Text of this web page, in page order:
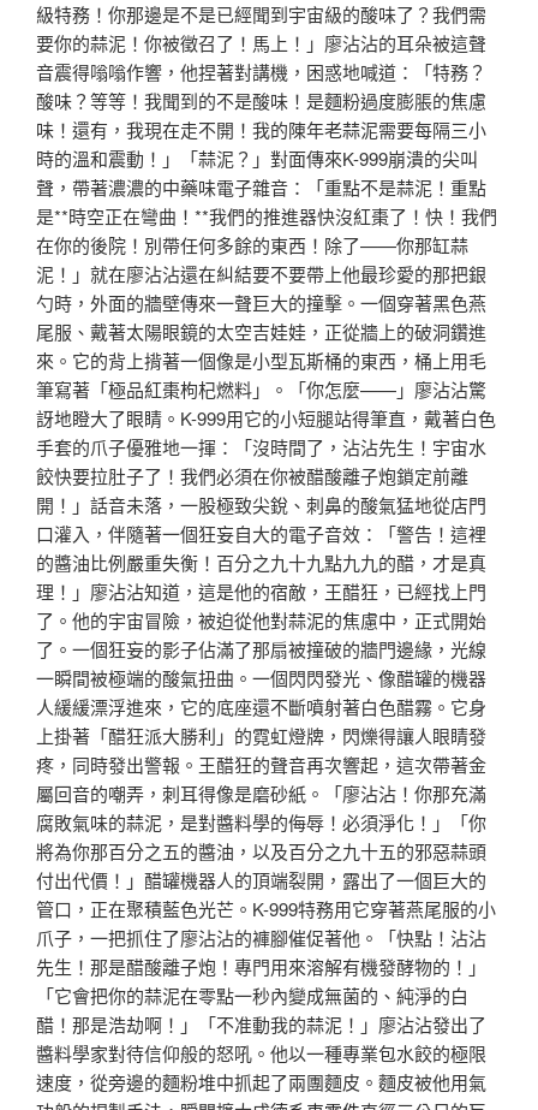
級特務！你那邊是不是已經聞到宇宙級的酸味了？我們需
要你的蒜泥！你被徵召了！馬上！」廖沾沾的耳朵被這聲
音震得嗡嗡作響，他捏著對講機，困惑地喊道：「特務？
酸味？等等！我聞到的不是酸味！是麵粉過度膨脹的焦慮
味！還有，我現在走不開！我的陳年老蒜泥需要每隔三小
時的溫和震動！」「蒜泥？」對面傳來K-999崩潰的尖叫
聲，帶著濃濃的中藥味電子雜音：「重點不是蒜泥！重點
是**時空正在彎曲！**我們的推進器快沒紅棗了！快！我們
在你的後院！別帶任何多餘的東西！除了——你那缸蒜
泥！」就在廖沾沾還在糾結要不要帶上他最珍愛的那把銀
勺時，外面的牆壁傳來一聲巨大的撞擊。一個穿著黑色燕
尾服、戴著太陽眼鏡的太空吉娃娃，正從牆上的破洞鑽進
來。它的背上揹著一個像是小型瓦斯桶的東西，桶上用毛
筆寫著「極品紅棗枸杞燃料」。「你怎麼——」廖沾沾驚
訝地瞪大了眼睛。K-999用它的小短腿站得筆直，戴著白色
手套的爪子優雅地一揮：「沒時間了，沾沾先生！宇宙水
餃快要拉肚子了！我們必須在你被醋酸離子炮鎖定前離
開！」話音未落，一股極致尖銳、刺鼻的酸氣猛地從店門
口灌入，伴隨著一個狂妄自大的電子音效：「警告！這裡
的醬油比例嚴重失衡！百分之九十九點九九的醋，才是真
理！」廖沾沾知道，這是他的宿敵，王醋狂，已經找上門
了。他的宇宙冒險，被迫從他對蒜泥的焦慮中，正式開始
了。一個狂妄的影子佔滿了那扇被撞破的牆門邊緣，光線
一瞬間被極端的酸氣扭曲。一個閃閃發光、像醋罐的機器
人緩緩漂浮進來，它的底座還不斷噴射著白色醋霧。它身
上掛著「醋狂派大勝利」的霓虹燈牌，閃爍得讓人眼睛發
疼，同時發出警報。王醋狂的聲音再次響起，這次帶著金
屬回音的嘲弄，刺耳得像是磨砂紙。「廖沾沾！你那充滿
腐敗氣味的蒜泥，是對醬料學的侮辱！必須淨化！」「你
將為你那百分之五的醬油，以及百分之九十五的邪惡蒜頭
付出代價！」醋罐機器人的頂端裂開，露出了一個巨大的
管口，正在聚積藍色光芒。K-999特務用它穿著燕尾服的小
爪子，一把抓住了廖沾沾的褲腳催促著他。「快點！沾沾
先生！那是醋酸離子炮！專門用來溶解有機發酵物的！」
「它會把你的蒜泥在零點一秒內變成無菌的、純淨的白
醋！那是浩劫啊！」「不准動我的蒜泥！」廖沾沾發出了
醬料學家對待信仰般的怒吼。他以一種專業包水餃的極限
速度，從旁邊的麵粉堆中抓起了兩團麵皮。麵皮被他用氣